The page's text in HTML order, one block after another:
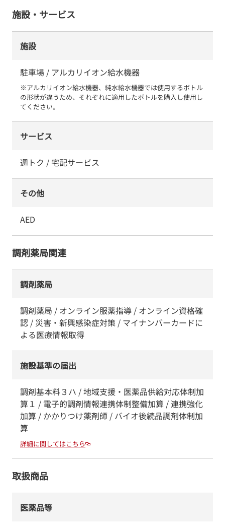
施設・サービス
施設
駐車場 / アルカリイオン給水機器
※アルカリイオン給水機器、純水給水機器では使用するボトル
の形状が違うため、それぞれに適用したボトルを購入し使用し
てください。
サービス
週トク / 宅配サービス
その他
AED
調剤薬局関連
調剤薬局
調剤薬局 / オンライン服薬指導 / オンライン資格確
認 / 災害・新興感染症対策 / マイナンバーカードに
よる医療情報取得
施設基準の届出
調剤基本料３ハ / 地域支援・医薬品供給対応体制加
算１ / 電子的調剤情報連携体制整備加算 / 連携強化
加算 / かかりつけ薬剤師 / バイオ後続品調剤体制加
算
詳細に関してはこちら
取扱商品
医薬品等